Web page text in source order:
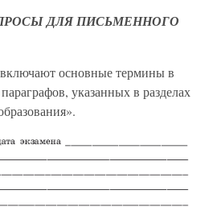
ДЛЯ ПИСЬМЕННОГО
основные термины в
указанных в разделах